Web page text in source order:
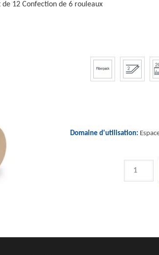
de 12 Confection de 6 rouleaux
Domaine d'utilisation:
QUANTITÉ